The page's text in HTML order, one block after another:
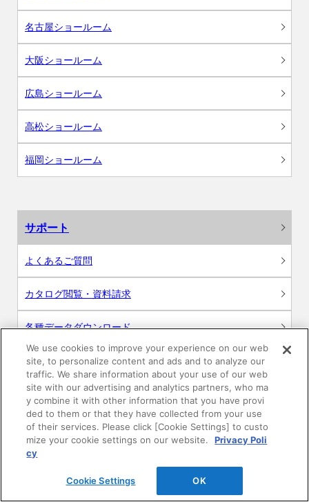
名古屋ショールーム
大阪ショールーム
広島ショールーム
高松ショールーム
福岡ショールーム
サポート
よくあるご質問
カタログ閲覧・資料請求
各種データダウンロード
WEB見積・各種シミュレーション
交換用部品の購入
修理・点検
お問い合わせ
We use cookies to improve your experience on our web
site, to personalize content and ads and to analyze our
traffic. We share information about your use of our web
site with our advertising and analytics partners, who ma
y combine it with other information that you have provi
ded to them or that they have collected from your use
of their services. Please click [Cookie Settings] to custo
mize your cookie settings on our website.
Privacy Poli
cy
Cookie Settings OK